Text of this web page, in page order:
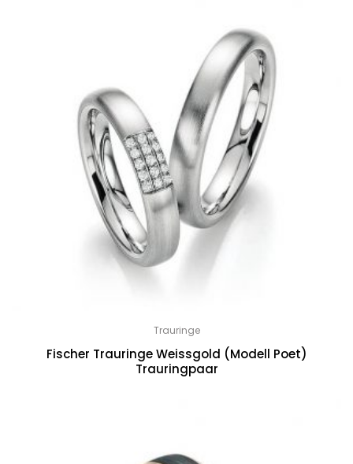
Trauringe
Fischer Trauringe Weissgold (Modell Poet)
Trauringpaar